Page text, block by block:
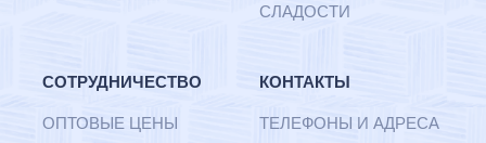
СЛАДОСТИ
CОТРУДНИЧЕСТВО
ОПТОВЫЕ ЦЕНЫ
КОНТАКТЫ
ТЕЛЕФОНЫ И АДРЕСА